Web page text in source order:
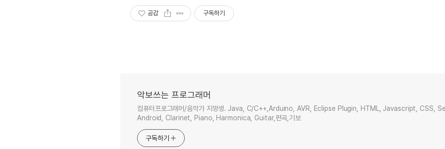
공감 구독하기
악보쓰는 프로그래머
컴퓨터프로그래머/음악가 지망생. Java, C/C++,Arduino, AVR, Eclipse Plugin, HTML, Javascript, CSS,
Android, Clarinet, Piano, Harmonica, Guitar,편곡,기보
구독하기